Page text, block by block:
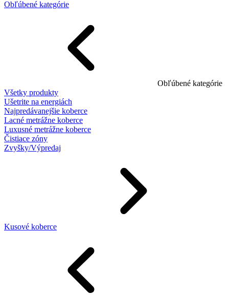
Obľúbené kategórie
Obľúbené kategórie
Všetky produkty
Ušetrite na energiách
Najpredávanejšie koberce
Lacné metrážne koberce
Luxusné metrážne koberce
Čistiace zóny
Zvyšky/Výpredaj
Kusové koberce